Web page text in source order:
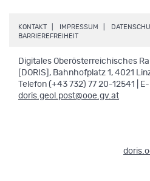
KONTAKT IMPRESSUM
BARRIEREFREIHEIT.
Digitales Oberösterreichisches
[DORIS], Bahnhofplatz 1, 4021
Telefon (+43 732) 77 20-12541 | E-
doris.geol.post@ooe.gv.at